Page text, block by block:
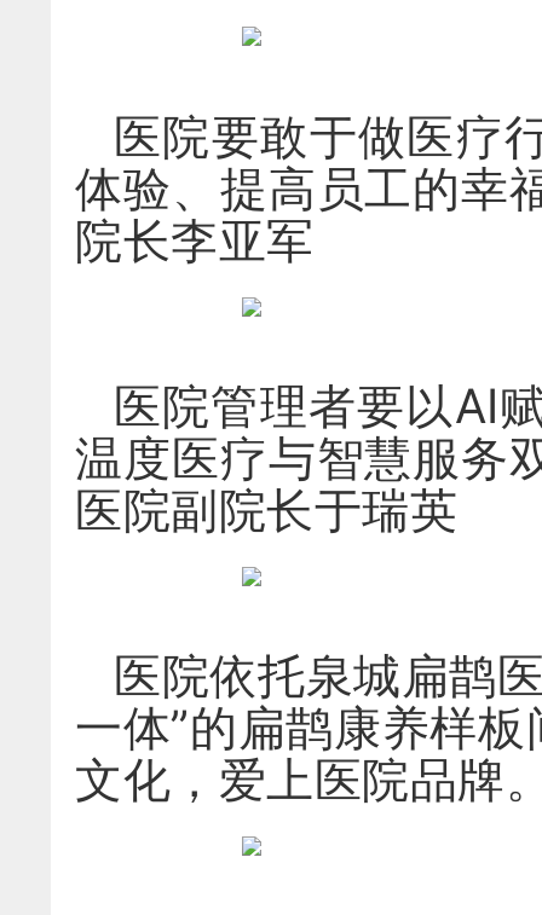
医院要敢于做医疗
体验、提高员工的
院长李亚军
医院管理者要以AI
温度医疗与智慧服
医院副院长于瑞英
医院依托泉城扁鹊
一体”的扁鹊康养样
文化，爱上医院品